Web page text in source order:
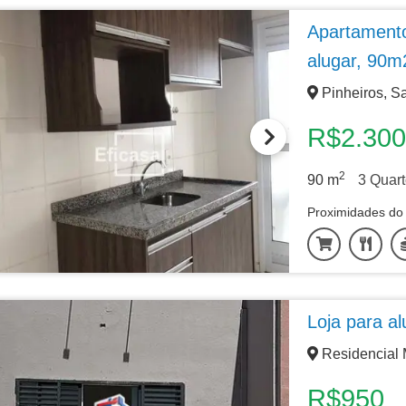
alugar,
Pinheiros,
R$2.300
90 m2 3
Proximidades
Loja para
Residencial
R$950